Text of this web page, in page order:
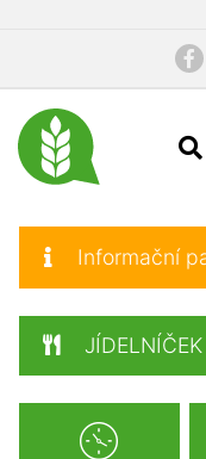
Informační